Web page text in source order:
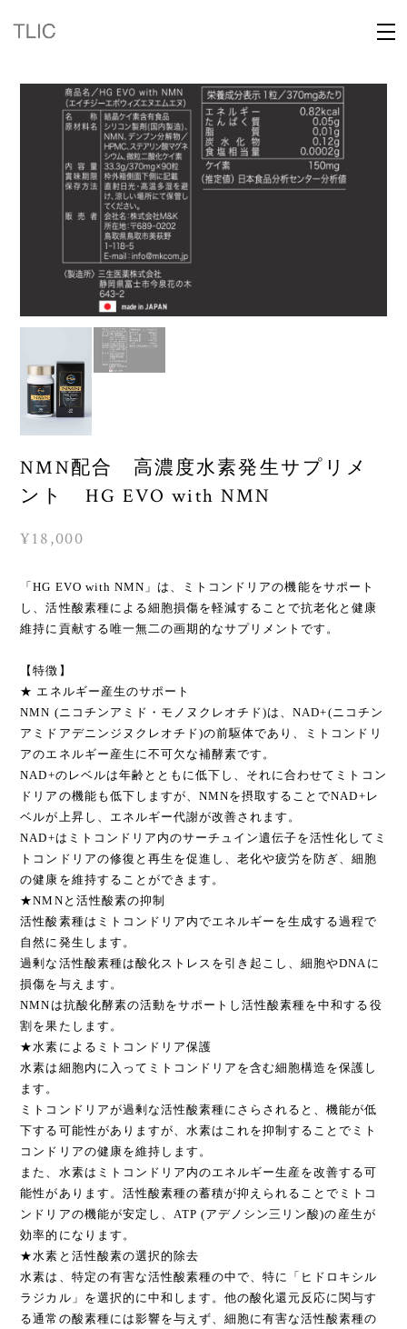
NMN配合 高濃度水素発生サプリメ
ント HG EVO with NMN
¥18,000
「HG EVO with NMN」は、ミトコンドリアの機能をサポート
し、活性酸素種による細胞損傷を軽減することで抗老化と健康
維持に貢献する唯一無二の画期的なサプリメントです。
【特徴】
★ エネルギー産生のサポート
NMN (ニコチンアミド・モノヌクレオチド)は、NAD+(ニコチン
アミドアデニンジヌクレオチド)の前駆体であり、ミトコンドリ
アのエネルギー産生に不可欠な補酵素です。
NAD+のレベルは年齢とともに低下し、それに合わせてミトコン
ドリアの機能も低下しますが、NMNを摂取することでNAD+レ
ベルが上昇し、エネルギー代謝が改善されます。
NAD+はミトコンドリア内のサーチュイン遺伝子を活性化してミ
トコンドリアの修復と再生を促進し、老化や疲労を防ぎ、細胞
の健康を維持することができます。
★NMNと活性酸素の抑制
活性酸素種はミトコンドリア内でエネルギーを生成する過程で
自然に発生します。
過剰な活性酸素種は酸化ストレスを引き起こし、細胞やDNAに
損傷を与えます。
NMNは抗酸化酵素の活動をサポートし活性酸素種を中和する役
割を果たします。
★水素によるミトコンドリア保護
水素は細胞内に入ってミトコンドリアを含む細胞構造を保護し
ます。
ミトコンドリアが過剰な活性酸素種にさらされると、機能が低
下する可能性がありますが、水素はこれを抑制することでミト
コンドリアの健康を維持します。
また、水素はミトコンドリア内のエネルギー生産を改善する可
能性があります。活性酸素種の蓄積が抑えられることでミトコ
ンドリアの機能が安定し、ATP (アデノシン三リン酸)の産生が
効率的になります。
★水素と活性酸素の選択的除去
水素は、特定の有害な活性酸素種の中で、特に「ヒドロキシル
ラジカル」を選択的に中和します。他の酸化還元反応に関与す
る通常の酸素種には影響を与えず、細胞に有害な活性酸素種の